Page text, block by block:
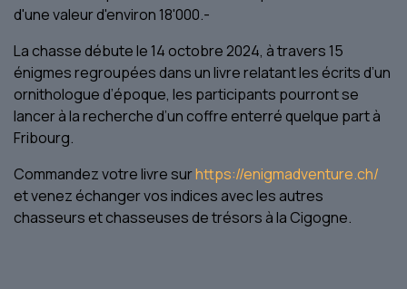
d'une valeur d'environ 18'000.-
La chasse débute le 14 octobre 2024, à travers 15
énigmes regroupées dans un livre relatant les écrits d’un
ornithologue d’époque, les participants pourront se
lancer à la recherche d’un coffre enterré quelque part à
Fribourg.
Commandez votre livre surhttps://enigmadventure.ch/
et venez échanger vos indices avec les autres
chasseurs et chasseuses de trésors à la Cigogne.